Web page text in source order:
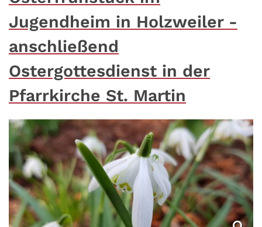
Jugendheim in Holzweiler -
anschließend
Ostergottesdienst in der
Pfarrkirche St. Martin